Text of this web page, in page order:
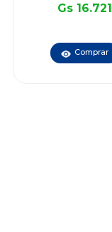
Gs 16.721
Comprar